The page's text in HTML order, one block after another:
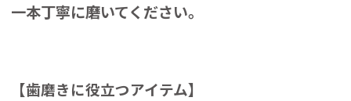
一本丁寧に磨いてください。
【歯磨きに役立つアイテム】